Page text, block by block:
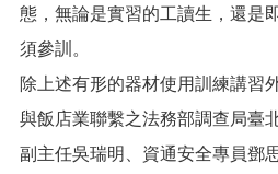
見
題
桃
園
入
態，無論是實習的工讀生，還是
須參訓。
除上述有形的器材使用訓練講習
與飯店業聯繫之法務部調查局臺
副主任吳瑞明、資通安全專員鄧